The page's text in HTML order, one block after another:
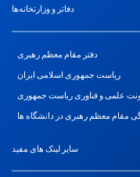
دفاتر و وزارتخانه‌ها
دفتر مقام معظم رهبری
ریاست جمهوری اسلامی ایران
علمی و فناوری ریاست جمهوری
مقام معظم رهبری در دانشگاه ها
سایر لینک های مفید